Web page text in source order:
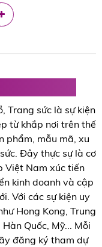
Trang sức là sự kiện
từ khắp nơi trên thế
phẩm, mẫu mã, xu
Đây thực sự là cơ
Việt Nam xúc tiến
kinh doanh và cập
Với các sự kiện uy
Hong Kong, Trung
Quốc, Mỹ... Mỗi
đăng ký tham dự